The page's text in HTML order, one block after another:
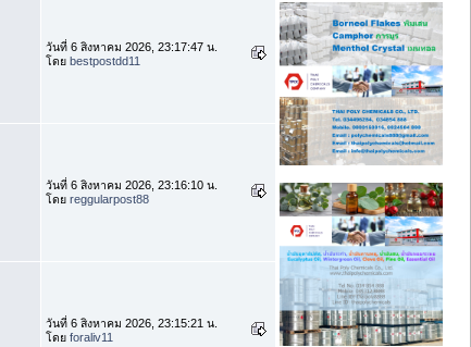
วันที่ 6 สิงหาคม 2026, 23:17:47 น.
โดย bestpostdd11
วันที่ 6 สิงหาคม 2026, 23:16:10 น.
โดย reggularpost88
วันที่ 6 สิงหาคม 2026, 23:15:21 น.
โดย foraliv11